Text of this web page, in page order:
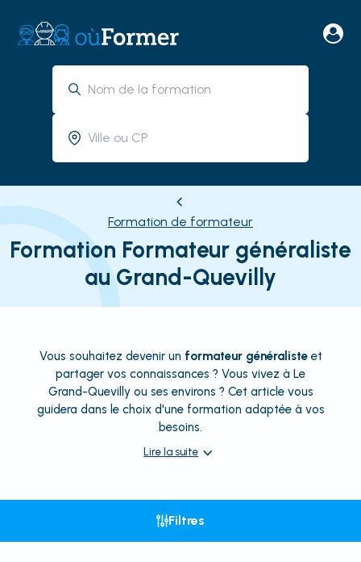
Formation de formateur
Formation Formateur généraliste
au Grand-Quevilly
Vous souhaitez devenir un formateur généralisteet
partager vos connaissances ? Vous vivez à Le
Grand-Quevilly ou ses environs ? Cet article vous
guidera dans le choix d'une formation adaptée à vos
besoins.
Lire la suite
Filtres